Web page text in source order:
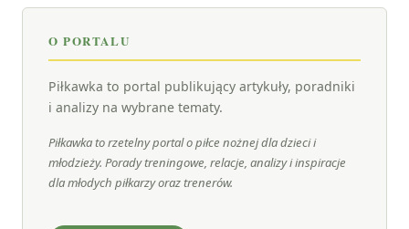
O PORTALU
Piłkawka to portal publikujący artykuły, poradniki
i analizy na wybrane tematy.
Piłkawka to rzetelny portal o piłce nożnej dla dzieci i
młodzieży. Porady treningowe, relacje, analizy i inspiracje
dla młodych piłkarzy oraz trenerów.